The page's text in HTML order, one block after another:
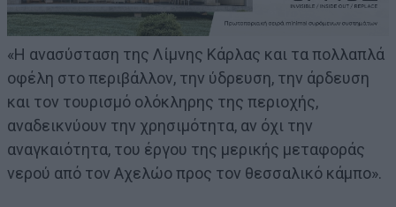
«Η ανασύσταση της Λίμνης Κάρλας και τα πολλαπλά
οφέλη στο περιβάλλον, την ύδρευση, την άρδευση
και τον τουρισμό ολόκληρης της περιοχής,
αναδεικνύουν την χρησιμότητα, αν όχι την
αναγκαιότητα, του έργου της μερικής μεταφοράς
νερού από τον Αχελώο προς τον θεσσαλικό κάμπο».